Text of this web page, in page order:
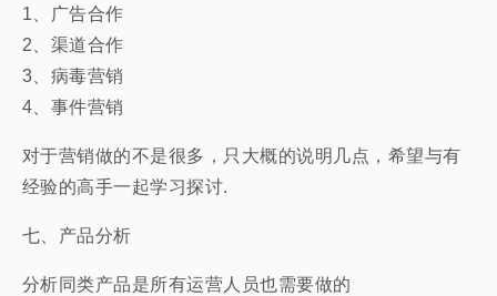
1、广告合作
2、渠道合作
3、病毒营销
4、事件营销
对于营销做的不是很多，只大概的说明几点，希望与有
经验的高手一起学习探讨.
七、产品分析
分析同类产品是所有运营人员也需要做的